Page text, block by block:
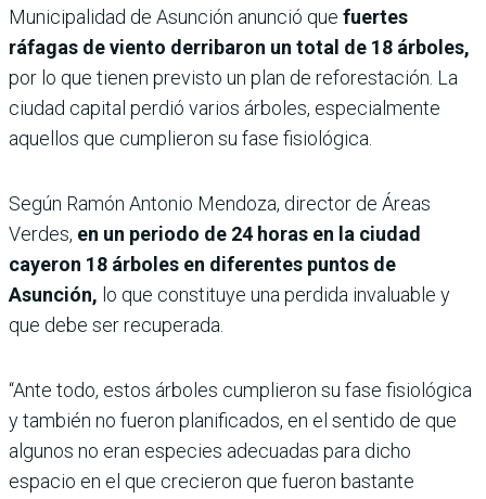
Municipalidad de Asunción anunció que fuertes
ráfagas de viento derribaron un total de 18 árboles,
por lo que tienen previsto un plan de reforestación. La
ciudad capital perdió varios árboles, especialmente
aquellos que cumplieron su fase fisiológica.
Según Ramón Antonio Mendoza, director de Áreas
Verdes, en un periodo de 24 horas en la ciudad
cayeron 18 árboles en diferentes puntos de
Asunción, lo que constituye una perdida invaluable y
que debe ser recuperada.
“Ante todo, estos árboles cumplieron su fase fisiológica
y también no fueron planificados, en el sentido de que
algunos no eran especies adecuadas para dicho
espacio en el que crecieron que fueron bastante